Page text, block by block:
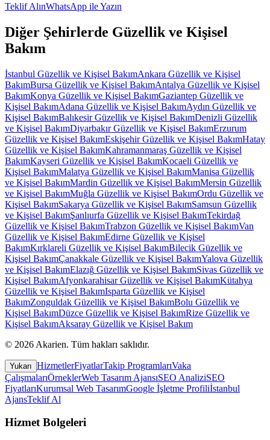
Teklif AlınWhatsApp ile Yazın
Diğer Şehirlerde Güzellik ve Kişisel
Bakım
İstanbul Güzellik ve Kişisel BakımAnkara Güzellik ve Kişisel
BakımBursa Güzellik ve Kişisel BakımAntalya Güzellik ve Kişisel
BakımKonya Güzellik ve Kişisel BakımGaziantep Güzellik ve
Kişisel BakımAdana Güzellik ve Kişisel BakımAydın Güzellik ve
Kişisel BakımBalıkesir Güzellik ve Kişisel BakımDenizli Güzellik
ve Kişisel BakımDiyarbakır Güzellik ve Kişisel BakımErzurum
Güzellik ve Kişisel BakımEskişehir Güzellik ve Kişisel BakımHatay
Güzellik ve Kişisel BakımKahramanmaraş Güzellik ve Kişisel
BakımKayseri Güzellik ve Kişisel BakımKocaeli Güzellik ve
Kişisel BakımMalatya Güzellik ve Kişisel BakımManisa Güzellik
ve Kişisel BakımMardin Güzellik ve Kişisel BakımMersin Güzellik
ve Kişisel BakımMuğla Güzellik ve Kişisel BakımOrdu Güzellik ve
Kişisel BakımSakarya Güzellik ve Kişisel BakımSamsun Güzellik
ve Kişisel BakımŞanlıurfa Güzellik ve Kişisel BakımTekirdağ
Güzellik ve Kişisel BakımTrabzon Güzellik ve Kişisel BakımVan
Güzellik ve Kişisel BakımEdirne Güzellik ve Kişisel
BakımKırklareli Güzellik ve Kişisel BakımBilecik Güzellik ve
Kişisel BakımÇanakkale Güzellik ve Kişisel BakımYalova Güzellik
ve Kişisel BakımElazığ Güzellik ve Kişisel BakımSivas Güzellik ve
Kişisel BakımAfyonkarahisar Güzellik ve Kişisel BakımKütahya
Güzellik ve Kişisel BakımIsparta Güzellik ve Kişisel
BakımZonguldak Güzellik ve Kişisel BakımBolu Güzellik ve
Kişisel BakımDüzce Güzellik ve Kişisel BakımRize Güzellik ve
Kişisel BakımAksaray Güzellik ve Kişisel Bakım
© 2026 Akarien. Tüm hakları saklıdır.
Yukarı HizmetlerFiyatlarTakip ProgramlarıVaka
ÇalışmalarıÖrneklerWeb Tasarım AjansıSEO AnaliziSEO
FiyatlarıKurumsal Web TasarımGoogle İşletme Profiliİstanbul
AjansTeklif Al
Hizmet Bolgeleri